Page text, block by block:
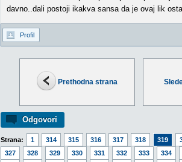
Prethodna strana
Odgovori
Strana: 1 314 315 316 317 318 319
327
328 329 330 331 332 333 334
davno..dali postoji ikakva sansa da je ovaj lik
Profil